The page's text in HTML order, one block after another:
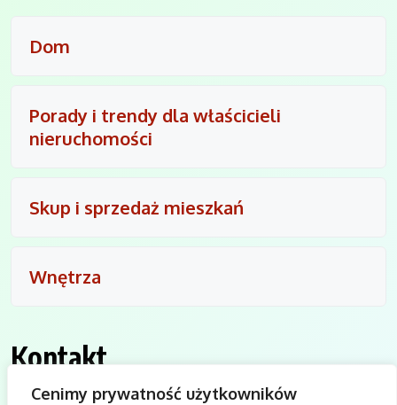
Cenimy prywatność użytkowników
Dom
Porady i trendy dla właścicieli
nieruchomości
Skup i sprzedaż mieszkań
Wnętrza
Kontakt